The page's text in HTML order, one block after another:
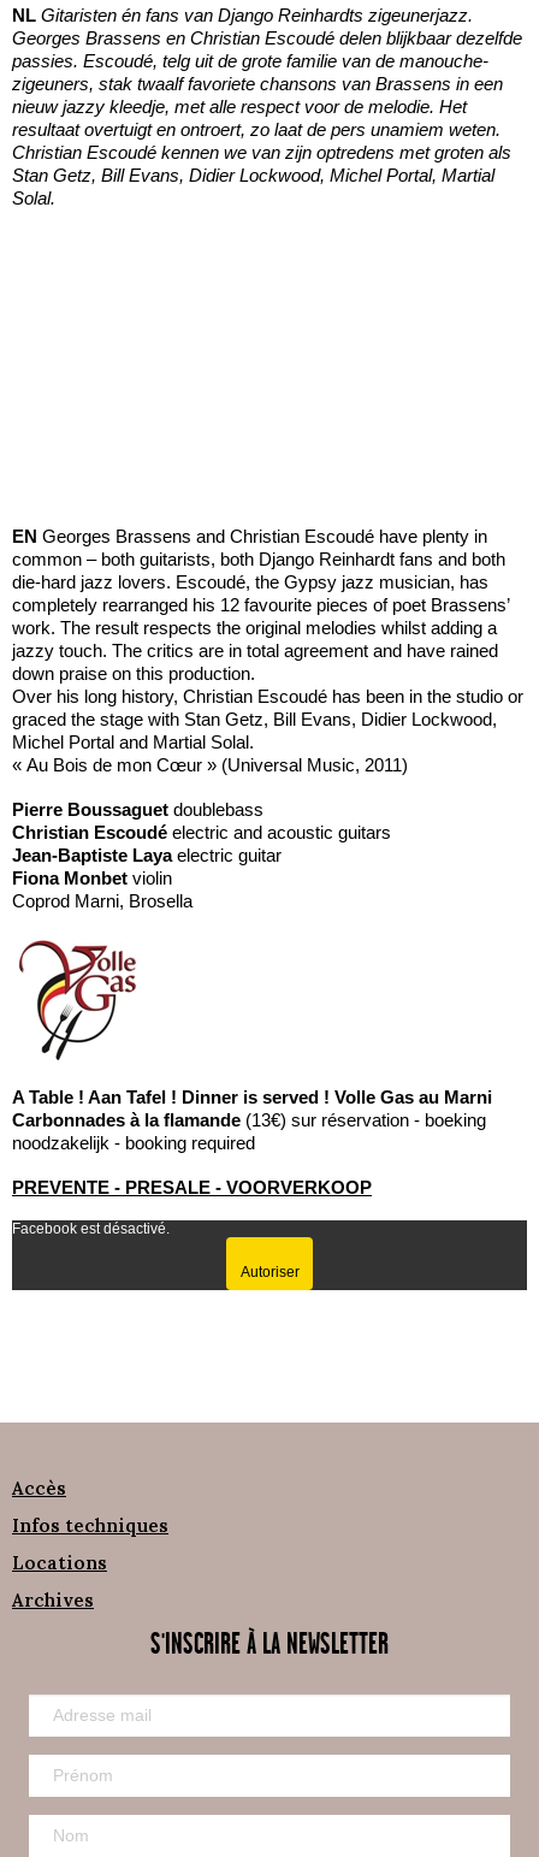
NL Gitaristen én fans van Django Reinhardts zigeunerjazz.
Georges Brassens en Christian Escoudé delen blijkbaar dezelfde
passies. Escoudé, telg uit de grote familie van de manouche-
zigeuners, stak twaalf favoriete chansons van Brassens in een
nieuw jazzy kleedje, met alle respect voor de melodie. Het
resultaat overtuigt en ontroert, zo laat de pers unamiem weten.
Christian Escoudé kennen we van zijn optredens met groten als
Stan Getz, Bill Evans, Didier Lockwood, Michel Portal, Martial
Solal.
EN Georges Brassens and Christian Escoudé have plenty in
common – both guitarists, both Django Reinhardt fans and both
die-hard jazz lovers. Escoudé, the Gypsy jazz musician, has
completely rearranged his 12 favourite pieces of poet Brassens’
work. The result respects the original melodies whilst adding a
jazzy touch. The critics are in total agreement and have rained
down praise on this production.
Over his long history, Christian Escoudé has been in the studio or
graced the stage with Stan Getz, Bill Evans, Didier Lockwood,
Michel Portal and Martial Solal.
« Au Bois de mon Cœur » (Universal Music, 2011)
Pierre Boussaguet doublebass
Christian Escoudé electric and acoustic guitars
Jean-Baptiste Layaelectric guitar
Fiona Monbet violin
Coprod Marni, Brosella
A Table ! Aan Tafel ! Dinner is served ! Volle Gas au Marni
Carbonnades à la flamande (13€) sur réservation - boeking
noodzakelijk - booking required
PREVENTE - PRESALE - VOORVERKOOP
Facebook est désactivé.
Autoriser
Accès
Infos techniques
Locations
Archives
S'INSCRIRE À LA NEWSLETTER